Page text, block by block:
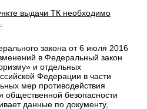
выдачи ТК необходимо
закона от 6 июля 2016
в Федеральный закон
и отдельных
Федерации в части
мер противодействия
общественной безопасности
данные по документу,